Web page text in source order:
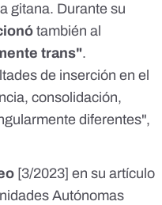
gitana. Durante su
también al
trans".
de inserción en el
consolidación,
diferentes",
[3/2023] en su artículo
Autónomas